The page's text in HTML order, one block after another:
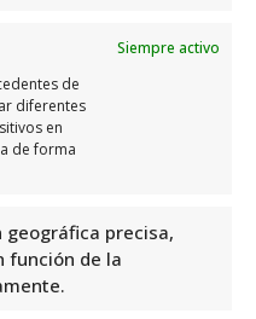
Siempre activo
de
diferentes
en
de forma
precisa,
función de la
10:00 a 20:00
10:00 a 20:00
10:00 a 20:00
Jade, 2, 03189